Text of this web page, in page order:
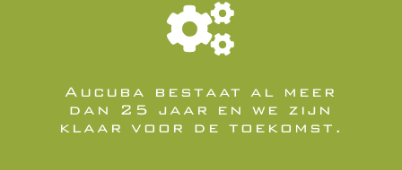

Aucuba bestaat al meer
dan 25 jaar en we zijn
klaar voor de toekomst.